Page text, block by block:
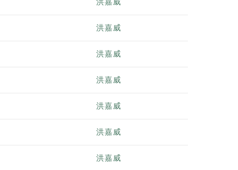
洪嘉威
洪嘉威
洪嘉威
洪嘉威
洪嘉威
洪嘉威